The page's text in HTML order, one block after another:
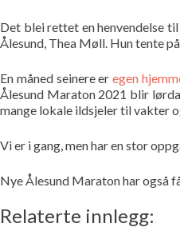
Det blei rettet en henvendelse
Ålesund, Thea Møll. Hun tente
En måned seinere er egen
Ålesund Maraton 2021 blir
mange lokale ildsjeler til vakter
Vi er i gang, men har en stor
Nye Ålesund Maraton har også
Relaterte innlegg: